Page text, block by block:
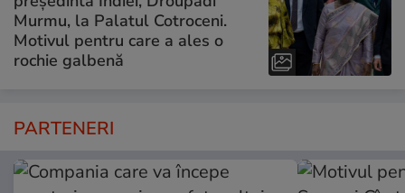
Murmu, la Palatul Cotroceni.
Motivul pentru care a ales o
rochie galbenă
PARTENERI